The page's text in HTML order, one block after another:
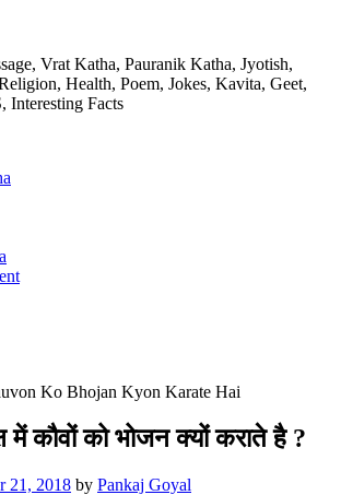
Vrat Katha, Pauranik Katha, Jyotish,
Health, Poem, Jokes, Kavita, Geet,
Interesting Facts
में कौवों को भोजन क्यों कराते है ?
21, 2018 by Pankaj Goyal